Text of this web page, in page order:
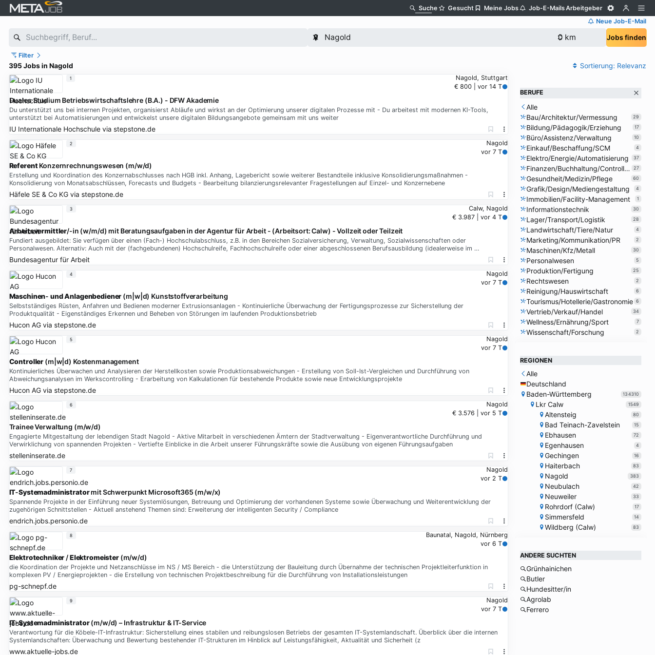
Suche Gesucht Meine Jobs Job-E-MailsArbeitgeber
Neue Job-E-Mail
Jobs finden
Filter
395 Jobs in Nagold Sortierung: Relevanz
Nagold, Stuttgart
€ 800 | vor 14 T
Duales Studium Betriebswirtschaftslehre (B.A.) - DFW Akademie
Du unterstützt uns bei internen Projekten, organisierst Abläufe und wirkst an der Optimierung unserer digitalen Prozesse mit - Du arbeitest mit modernen KI-Tools,
unterstützt bei Automatisierungen und entwickelst unsere digitalen Bildungsangebote gemeinsam mit uns weiter
IU Internationale Hochschulevia stepstone.de
1
Nagold
vor 7 T
Referent Konzernrechnungswesen (m/w/d)
Erstellung und Koordination des Konzernabschlusses nach HGB inkl. Anhang, Lagebericht sowie weiterer Bestandteile inklusive Konsolidierungsmaßnahmen -
Konsolidierung von Monatsabschlüssen, Forecasts und Budgets - Bearbeitung bilanzierungsrelevanter Fragestellungen auf Einzel- und Konzernebene
Häfele SE & Co KGvia stepstone.de
2
Calw, Nagold
€ 3.987 | vor 4 T
Arbeitsvermittler/-in (w/m/d) mit Beratungsaufgaben in der Agentur für Arbeit - (Arbeitsort: Calw) - Vollzeit oder Teilzeit
Fundiert ausgebildet: Sie verfügen über einen (Fach-) Hochschulabschluss, z.B. in den Bereichen Sozialversicherung, Verwaltung, Sozialwissenschaften oder
Personalwesen. Alternativ: Auch mit der (fachgebundenen) Hochschulreife, Fachhochschulreife oder einer abgeschlossenen Berufsausbildung (idealerweise im …
Bundesagentur für Arbeit
3
Nagold
vor 7 T
Maschinen- undAnlagenbediener (m|w|d) Kunststoffverarbeitung
Selbstständiges Rüsten, Anfahren und Bedienen moderner Extrusionsanlagen - Kontinuierliche Überwachung der Fertigungsprozesse zur Sicherstellung der
Produktqualität - Eigenständiges Erkennen und Beheben von Störungen im laufenden Produktionsbetrieb
Hucon AGvia stepstone.de
4
Nagold
vor 7 T
Controller (m|w|d) Kostenmanagement
Kontinuierliches Überwachen und Analysieren der Herstellkosten sowie Produktionsabweichungen - Erstellung von Soll-Ist-Vergleichen und Durchführung von
Abweichungsanalysen im Werkscontrolling - Erarbeitung von Kalkulationen für bestehende Produkte sowie neue Entwicklungsprojekte
Hucon AGvia stepstone.de
5
Nagold
€ 3.576 | vor 5 T
Trainee Verwaltung (m/w/d)
Engagierte Mitgestaltung der lebendigen Stadt Nagold - Aktive Mitarbeit in verschiedenen Ämtern der Stadtverwaltung - Eigenverantwortliche Durchführung und
Verwirklichung von spannenden Projekten - Vertiefte Einblicke in die Arbeit unserer Führungskräfte sowie die Ausübung von eigenen Führungsaufgaben
stelleninserate.de
6
Nagold
vor 2 T
IT-Systemadministratormit Schwerpunkt Microsoft365 (m/w/x)
Spannende Projekte in der Einführung neuer Systemlösungen, Betreuung und Optimierung der vorhandenen Systeme sowie Überwachung und Weiterentwicklung der
zugehörigen Schnittstellen - Aktuell anstehend Themen sind: Erweiterung der intelligenten Security / Compliance
endrich.jobs.personio.de
7
Baunatal, Nagold, Nürnberg
vor 6 T
Elektrotechniker /Elektromeister(m/w/d)
die Koordination der Projekte und Netzanschlüsse im NS / MS Bereich - die Unterstützung der Bauleitung durch Übernahme der technischen Projektleiterfunktion in
komplexen PV / Energieprojekten - die Erstellung von technischen Projektbeschreibung für die Durchführung von Installationsleistungen
pg-schnepf.de
8
Nagold
vor 7 T
IT-Systemadministrator(m/w/d) – Infrastruktur & IT-Service
Verantwortung für die Köbele-IT-Infrastruktur: Sicherstellung eines stabilen und reibungslosen Betriebs der gesamten IT-Systemlandschaft. Überblick über die internen
Systemlandschaften: Überwachung und Bewertung bestehender IT-Strukturen im Hinblick auf Leistungsfähigkeit, Aktualität und Sicherheit (z
www.aktuelle-jobs.de
9
BERUFE
Alle
Bau/Architektur/Vermessung
29
Bildung/Pädagogik/Erziehung 17
Büro/Assistenz/Verwaltung 10
Einkauf/Beschaffung/SCM 4
Elektro/Energie/Automatisierung 37
Finanzen/Buchhaltung/Controlling 27
Gesundheit/Medizin/Pflege 60
Grafik/Design/Mediengestaltung 4
Immobilien/Facility-Management 1
Informationstechnik 30
Lager/Transport/Logistik 28
Landwirtschaft/Tiere/Natur 4
Marketing/Kommunikation/PR 2
Maschinen/Kfz/Metall 30
Personalwesen 5
Produktion/Fertigung 25
Rechtswesen 2
Reinigung/Hauswirtschaft 6
Tourismus/Hotellerie/Gastronomie 6
Vertrieb/Verkauf/Handel 34
Wellness/Ernährung/Sport 7
Wissenschaft/Forschung 2
REGIONEN
Alle
Deutschland
Baden-Württemberg
134310
Lkr Calw 1549
Altensteig 80
Bad Teinach-Zavelstein 15
Ebhausen 72
Egenhausen 4
Gechingen 16
Haiterbach 83
Nagold 383
Neubulach 42
Neuweiler 33
Rohrdorf (Calw) 17
Simmersfeld 14
Wildberg (Calw) 83
ANDERE SUCHTEN
Grünhainichen
Butler
Hundesitter/in
Agrolab
Ferrero